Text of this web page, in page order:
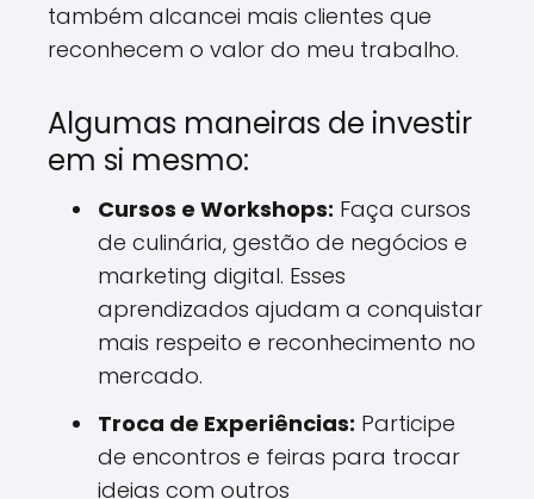
também alcancei mais clientes que
reconhecem o valor do meu trabalho.
Algumas maneiras de investir
em si mesmo:
Cursos e Workshops: Faça cursos
de culinária, gestão de negócios e
marketing digital. Esses
aprendizados ajudam a conquistar
mais respeito e reconhecimento no
mercado.
Troca de Experiências: Participe
de encontros e feiras para trocar
ideias com outros